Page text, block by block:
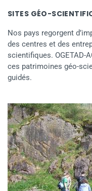
SITES GÉO-
Nos pays regorgent
des centres et des
scientifiques. OGETAD-
ces patrimoines géo-
guidés.